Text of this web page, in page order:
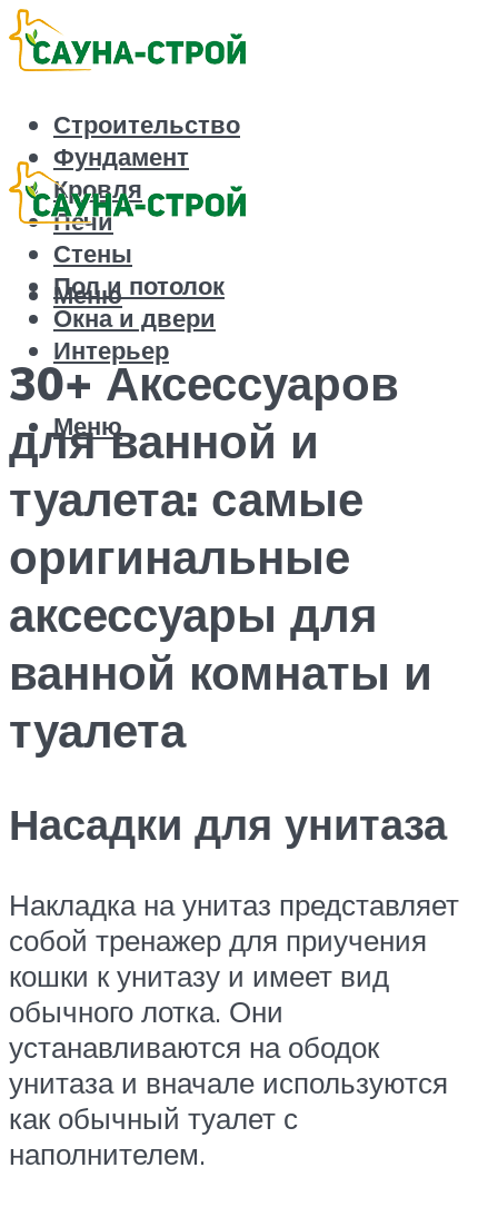
Строительство
Фундамент
Кровля
Печи
Стены
Пол и потолок
Окна и двери
Интерьер
Меню
Меню
30+ Аксессуаров
для ванной и
туалета: самые
оригинальные
аксессуары для
ванной комнаты и
туалета
Насадки для унитаза
Накладка на унитаз представляет
собой тренажер для приучения
кошки к унитазу и имеет вид
обычного лотка. Они
устанавливаются на ободок
унитаза и вначале используются
как обычный туалет с
наполнителем.